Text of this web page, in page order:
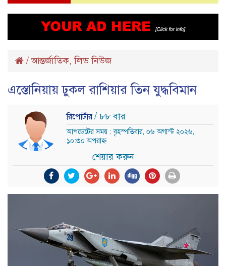
/আন্তর্জাতিক,লিড নিউজ
এস্তোনিয়ায় ঢুকল রাশিয়ার তিন যুদ্ধবিমান
রিপোর্টার/ ৮৮ বার
আপডেটের সময় : বৃহস্পতিবার, ০৬ অগাস্ট ২০২৬,
১০:৩০ অপরাহ্ন
শেয়ার করুন